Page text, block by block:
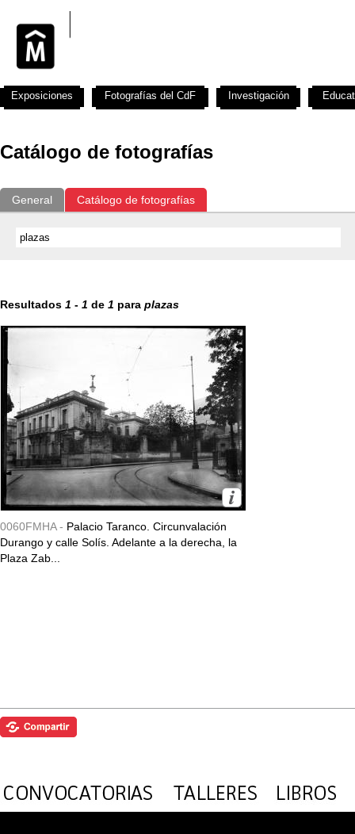
Catálogo de fotografías
General Catálogo de fotografías
Resultados 1 - 1 de 1 para plazas
0060FMHA - Palacio Taranco. Circunvalación
Durango y calle Solís. Adelante a la derecha, la
Plaza Zab...
Exposiciones Fotografías del CdF Investigación